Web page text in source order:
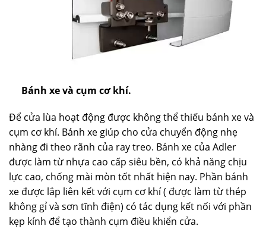
Bánh xe và cụm cơ khí.
Để cửa lùa hoạt động được không thể thiếu bánh xe và
cụm cơ khí. Bánh xe giúp cho cửa chuyển động nhẹ
nhàng đi theo rãnh của ray treo. Bánh xe của Adler
được làm từ nhựa cao cấp siêu bền, có khả năng chịu
lực cao, chống mài mòn tốt nhất hiện nay. Phần bánh
xe được lắp liên kết với cụm cơ khí ( được làm từ thép
không gỉ và sơn tĩnh điện) có tác dụng kết nối với phần
kẹp kính để tạo thành cụm điều khiển cửa.